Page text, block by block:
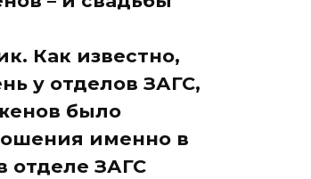
Как известно,
у отделов ЗАГС,
было
именно в
отделе ЗАГС